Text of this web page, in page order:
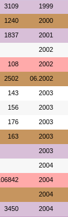
3109 1999
1240 2000
1837 2001
2002
108 2002
2502 06.2002
143 2003
156 2003
176 2003
163 2003
2003
2004
2004
2004
3450 2004